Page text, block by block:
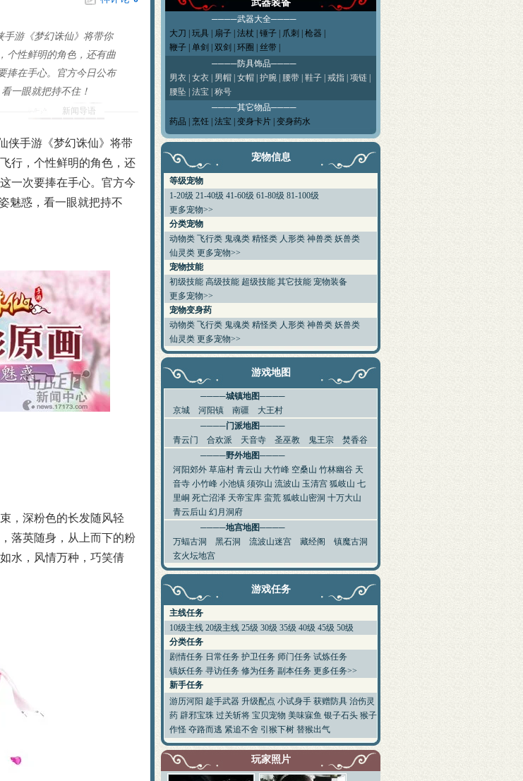
迷糊
能
法）
率
诞生
赚钱
要
不商
得方法
途介绍
秘笈
迷糊
能
法）
率
生
赚钱
新闻导语
手游《梦幻诛仙》将带你
个性鲜明的角色，还有曲
捧在手心。官方今日公布
一眼就把持不住！
侠手游《梦幻诛仙》将带
行，个性鲜明的角色，还
一次要捧在手心。官方今
魅惑，看一眼就把持不
，深粉色的长发随风轻
落英随身，从上而下的粉
水，风情万种，巧笑倩
武器装备
────武器大全────
大刀
玩具 扇子 法杖 锤子 爪刺 枪器
鞭子 单剑 双剑 环圈 丝带
────防具饰品────
男衣 女衣 男帽 女帽 护腕 腰带 鞋子 戒指 项链
腰坠 | 法宝 | 称号
────其它物品────
药品 | 烹饪 | 法宝 | 变身卡片 | 变身药水
宠物信息
等级宠物
1-20级 21-40级 41-60级 61-80级 81-100级
更多宠物>>
分类宠物
动物类 飞行类 鬼魂类 精怪类 人形类 神兽类 妖兽类
仙灵类 更多宠物>>
宠物技能
初级技能 高级技能 超级技能 其它技能 宠物装备
更多宠物>>
宠物变身药
动物类 飞行类 鬼魂类 精怪类 人形类 神兽类 妖兽类
仙灵类 更多宠物>>
游戏地图
────城镇地图────
京城
河阳镇 南疆
大王村
────门派地图────
青云门
合欢派 天音寺 圣巫教 鬼王宗
焚香谷
────野外地图────
河阳郊外 草庙村 青云山 大竹峰 空桑山 竹林幽谷 天
音寺 小竹峰 小池镇 须弥山 流波山 玉清宫 狐岐山 七
里峒 死亡沼泽 天帝宝库 蛮荒 狐岐山密洞 十万大山
青云后山 幻月洞府
────地宫地图────
万蝠古洞
黑石洞 流波山迷宫 藏经阁
镇魔古洞
玄火坛地宫
游戏任务
主线任务
10级主线 20级主线 25级 30级 35级 40级 45级 50级
分类任务
剧情任务 日常任务 护卫任务 师门任务 试炼任务
镇妖任务 寻访任务 修为任务 副本任务 更多任务>>
新手任务
游历河阳 趁手武器 升级配点 小试身手 获赠防具 治伤灵
药 辟邪宝珠 过关斩将 宝贝宠物 美味寐鱼 银子石头 猴子
作怪 夺路而逃 紧追不舍 引猴下树 替猴出气
玩家照片